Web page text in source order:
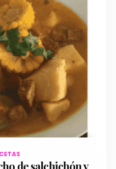
January 11, 2018